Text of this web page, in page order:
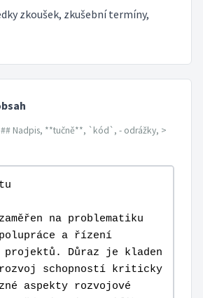
zkoušek, zkušební termíny,
Nadpis, **tučně**, `kód`, - odrážky, >